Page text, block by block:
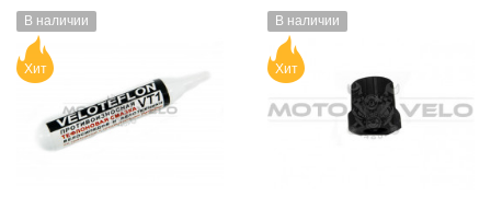
В наличии
Хит
В наличии
Хит